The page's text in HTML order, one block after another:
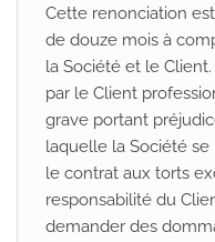
Cette renonciation
de douze mois à
la Société et le
par le Client
grave portant
laquelle la Société
le contrat aux torts
responsabilité du
demander des